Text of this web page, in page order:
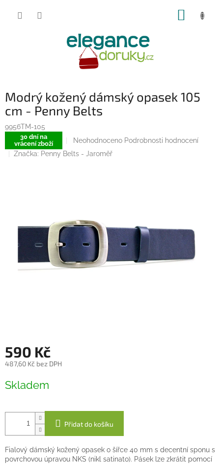
Modrý kožený dámský opasek 105
cm - Penny Belts
9956TM-105
30 dní na
vrácení zboží
Průměrné
hodnocení
produktu
Neohodnoceno Podrobnosti hodnocení
Značka: Penny Belts - Jaroměř
590 Kč
487,60 Kč bez DPH
cena:
Skladem
Přidat do košíku
Fialový dámský kožený opasek o šířce 40 mm s decentní sponu s
povrchovou úpravou NKS (nikl satinato). Pásek lze zkrátit pomocí